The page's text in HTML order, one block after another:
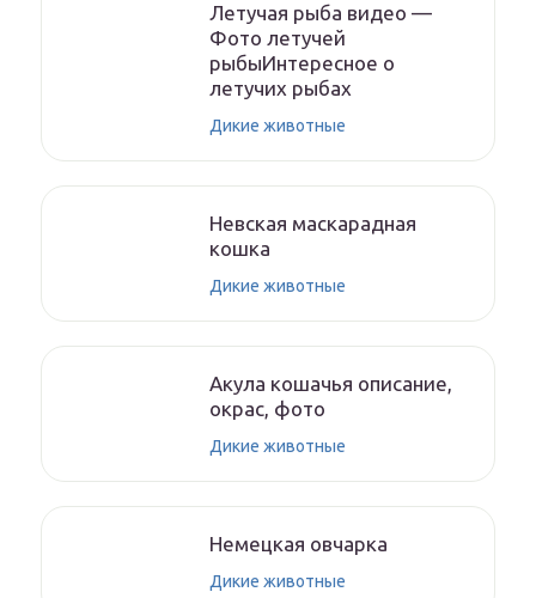
Летучая рыба видео —
Фото летучей
рыбыИнтересное о
летучих рыбах
Дикие животные
Невская маскарадная
кошка
Дикие животные
Акула кошачья описание,
окрас, фото
Дикие животные
Немецкая овчарка
Дикие животные